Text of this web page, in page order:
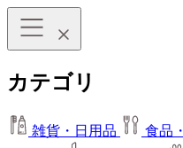
カテゴリ
雑貨・日用品 食品